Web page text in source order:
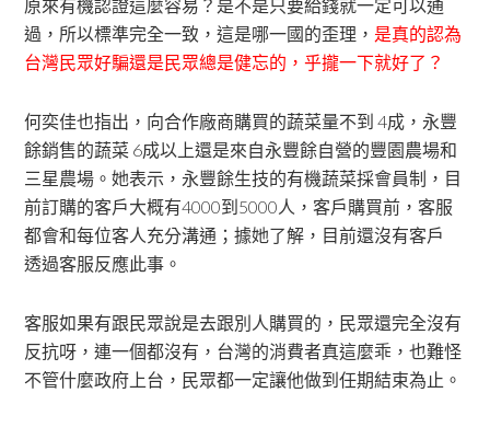
原來有機認證這麼容易？是不是只要給錢就一定可以通
過，所以標準完全一致，這是哪一國的歪理， 是真的認為
台灣民眾好騙還是民眾總是健忘的，乎攏一下就好了？
何奕佳也指出，向合作廠商購買的蔬菜量不到 4成，永豐
餘銷售的蔬菜 6成以上還是來自永豐餘自營的豐園農場和
三星農場。她表示，永豐餘生技的有機蔬菜採會員制，目
前訂購的客戶大概有4000到5000人，客戶購買前，客服
都會和每位客人充分溝通；據她了解，目前還沒有客戶
透過客服反應此事。
客服如果有跟民眾說是去跟別人購買的，民眾還完全沒有
反抗呀，連一個都沒有，台灣的消費者真這麼乖，也難怪
不管什麼政府上台，民眾都一定讓他做到任期結束為止。